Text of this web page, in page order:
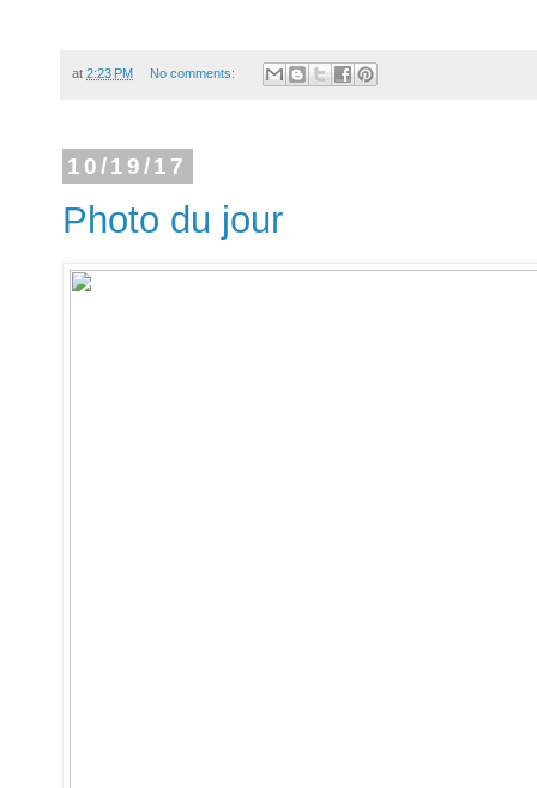
at 2:23 PM No comments:
10/19/17
Photo du jour